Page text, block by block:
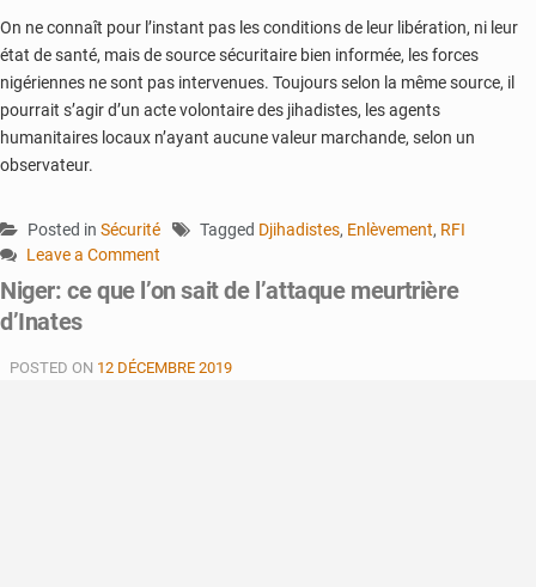
On ne connaît pour l’instant pas les conditions de leur libération, ni leur
état de santé, mais de source sécuritaire bien informée, les forces
nigériennes ne sont pas intervenues. Toujours selon la même source, il
pourrait s’agir d’un acte volontaire des jihadistes, les agents
humanitaires locaux n’ayant aucune valeur marchande, selon un
observateur.
Posted in Sécurité Tagged Djihadistes, Enlèvement, RFI
Leave a Comment
Les
9
nigériens
Niger: ce que l’on sait de l’attaque meurtrière
d’Inates
POSTED ON 12 DÉCEMBRE 2019